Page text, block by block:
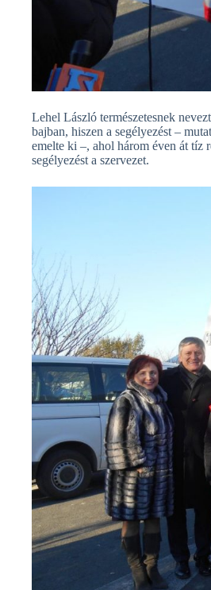
Lehel László természetesnek
bajban, hiszen a segélyezést –
emelte ki –, ahol három éven át tíz
segélyezést a szervezet.